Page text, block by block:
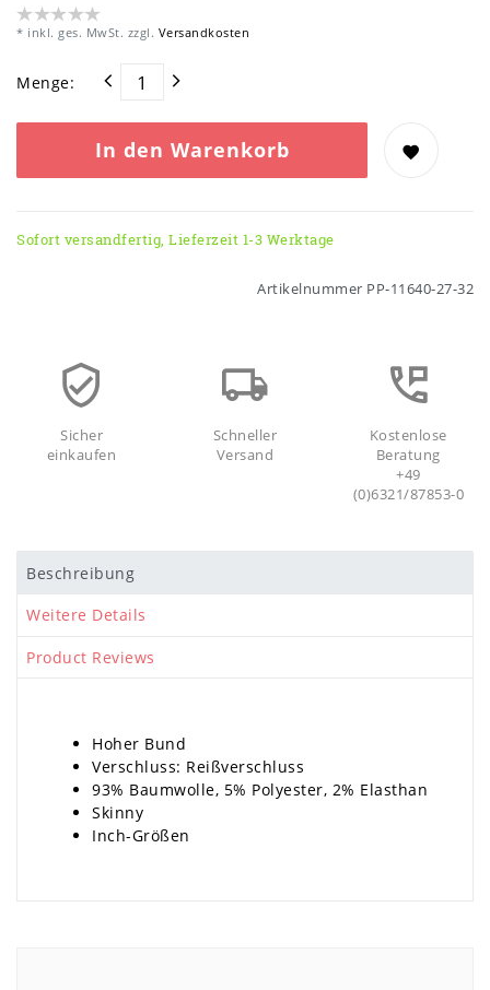
* inkl. ges. MwSt. zzgl. Versandkosten
Menge:
In den Warenkorb
Sofort versandfertig, Lieferzeit 1-3 Werktage
Artikelnummer PP-11640-27-32
Sicher
einkaufen
Schneller
Versand
Kostenlose
Beratung
+49
(0)6321/87853-0
Beschreibung
Weitere Details
Product Reviews
Hoher Bund
Verschluss: Reißverschluss
93% Baumwolle, 5% Polyester, 2% Elasthan
Skinny
Inch-Größen